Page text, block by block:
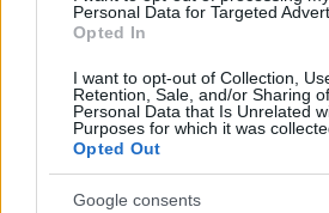
Personal Data for Targeted
Opted In
I want to opt-out of Collection,
Retention, Sale, and/or Sharing
Personal Data that Is Unrelated
Purposes for which it was
Opted Out
Google consents
Dall’altro lato, l’America di
combattere strenuamente
che è stato costruito nei due
statunitense, opponendosi a
percepito come un mix di
mediorientale che minaccia di